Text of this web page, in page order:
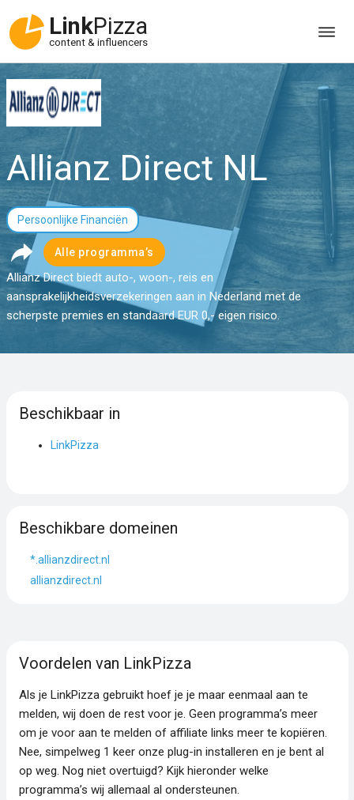
LinkPizza
content & influencers
Allianz Direct NL
Persoonlijke Financiën
Alle programma’s
Allianz Direct biedt auto-, woon-, reis en
aansprakelijkheidsverzekeringen aan in Nederland met de
scherpste premies en standaard EUR 0,- eigen risico.
Beschikbaar in
LinkPizza
Beschikbare domeinen
*.allianzdirect.nl
allianzdirect.nl
Voordelen van LinkPizza
Als je LinkPizza gebruikt hoef je je maar eenmaal aan te
melden, wij doen de rest voor je. Geen programma’s meer
om je voor aan te melden of affiliate links meer te kopiëren.
Nee, simpelweg 1 keer onze plug-in installeren en je bent al
op weg. Nog niet overtuigd? Kijk hieronder welke
programma’s wij allemaal al ondersteunen.